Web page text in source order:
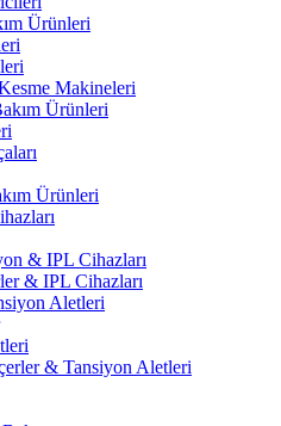
Ürünleri
Makineleri
Ürünleri
Ürünleri
& IPL Cihazları
& IPL Cihazları
Aletleri
& Tansiyon Aletleri